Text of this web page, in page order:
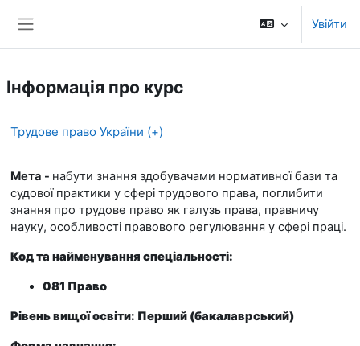
Увійти
Інформація про курс
Трудове право України (+)
Мета - набути знання здобувачами нормативної бази та
судової практики у сфері трудового права, поглибити
знання про трудове право як галузь права, правничу
науку, особливості правового регулювання у сфері праці.
Код та найменування спеціальності:
081 Право
Рівень вищої освіти: Перший (бакалаврський)